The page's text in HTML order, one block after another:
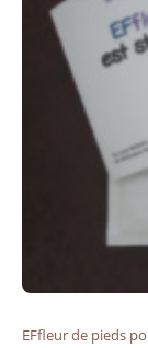
EFfleur de pieds